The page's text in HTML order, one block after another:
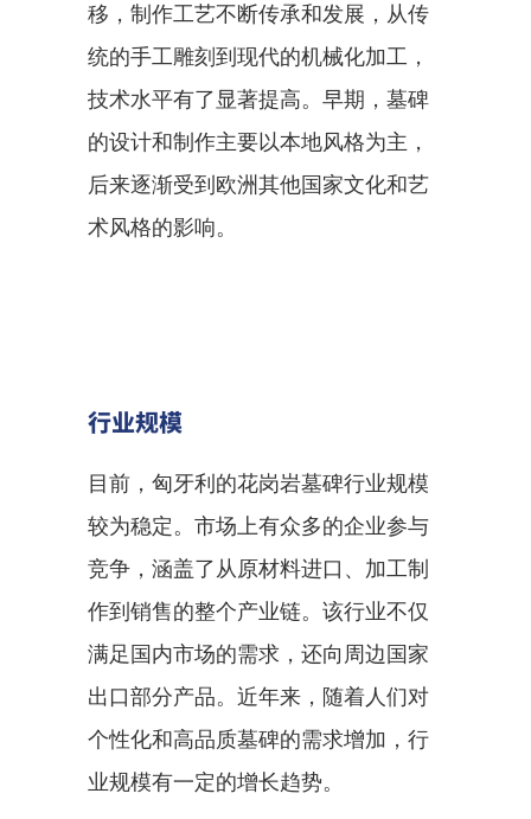
移，制作工艺不断传承和发展，从传
统的手工雕刻到现代的机械化加工，
技术水平有了显著提高。早期，墓碑
的设计和制作主要以本地风格为主，
后来逐渐受到欧洲其他国家文化和艺
术风格的影响。
行业规模
目前，匈牙利的花岗岩墓碑行业规模
较为稳定。市场上有众多的企业参与
竞争，涵盖了从原材料进口、加工制
作到销售的整个产业链。该行业不仅
满足国内市场的需求，还向周边国家
出口部分产品。近年来，随着人们对
个性化和高品质墓碑的需求增加，行
业规模有一定的增长趋势。